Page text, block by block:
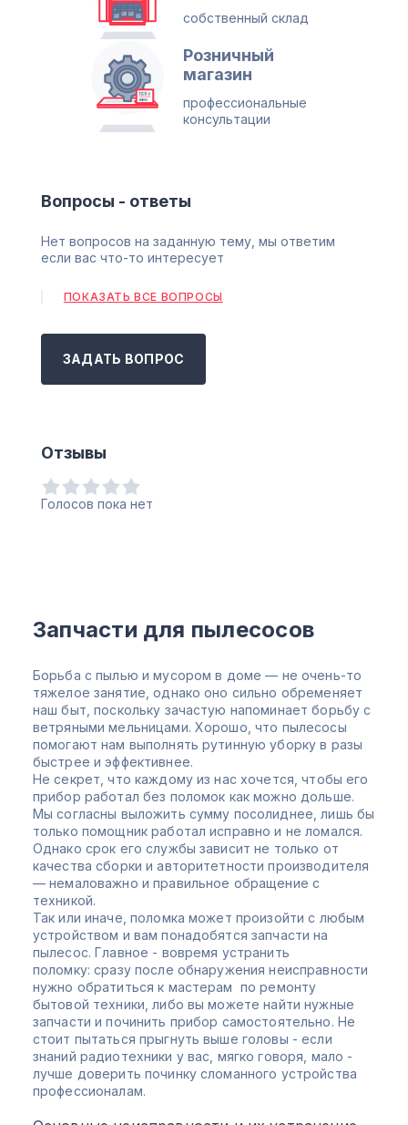
собственный склад
Розничный
магазин
профессиональные
консультации
Вопросы - ответы
Нет вопросов на заданную тему, мы ответим
если вас что-то интересует
ПОКАЗАТЬ ВСЕ ВОПРОСЫ
ЗАДАТЬ ВОПРОС
Отзывы
Голосов пока нет
Запчасти для пылесосов
Борьба с пылью и мусором в доме — не очень-то
тяжелое занятие, однако оно сильно обременяет
наш быт, поскольку зачастую напоминает борьбу с
ветряными мельницами. Хорошо, что пылесосы
помогают нам выполнять рутинную уборку в разы
быстрее и эффективнее.
Не секрет, что каждому из нас хочется, чтобы его
прибор работал без поломок как можно дольше.
Мы согласны выложить сумму посолиднее, лишь бы
только помощник работал исправно и не ломался.
Однако срок его службы зависит не только от
качества сборки и авторитетности производителя
— немаловажно и правильное обращение с
техникой.
Так или иначе, поломка может произойти с любым
устройством и вам понадобятся запчасти на
пылесос. Главное - вовремя устранить
поломку: сразу после обнаружения неисправности
нужно обратиться к мастерам по ремонту
бытовой техники, либо вы можете найти нужные
запчасти и починить прибор самостоятельно. Не
стоит пытаться прыгнуть выше головы - если
знаний радиотехники у вас, мягко говоря, мало -
лучше доверить починку сломанного устройства
профессионалам.